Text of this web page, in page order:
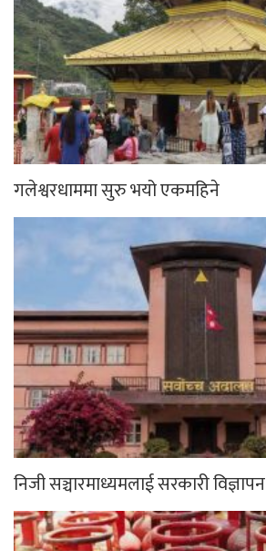
गलेश्वरधाममा सुरु भयो एकमहिने
निजी सञ्चारमाध्यमलाई सरकारी विज्ञापन